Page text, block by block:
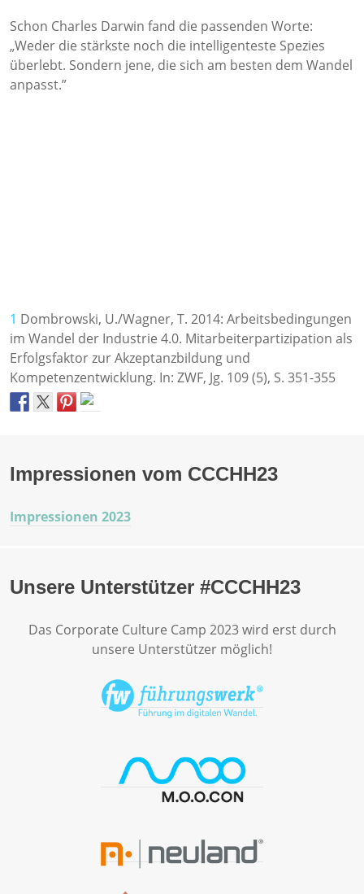
Schon Charles Darwin fand die passenden Worte:
„Weder die stärkste noch die intelligenteste Spezies
überlebt. Sondern jene, die sich am besten dem Wandel
anpasst.”
1 Dombrowski, U./Wagner, T. 2014: Arbeitsbedingungen
im Wandel der Industrie 4.0. Mitarbeiterpartizipation als
Erfolgsfaktor zur Akzeptanzbildung und
Kompetenzentwicklung. In: ZWF, Jg. 109 (5), S. 351-355
Impressionen vom CCCHH23
Impressionen 2023
Unsere Unterstützer #CCCHH23
Das Corporate Culture Camp 2023 wird erst durch
unsere Unterstützer möglich!